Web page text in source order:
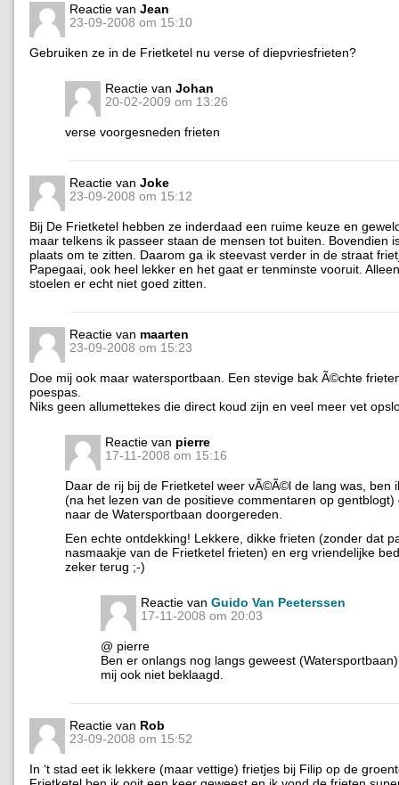
Reactie van Jean
23-09-2008 om 15:10
Gebruiken ze in de Frietketel nu verse of diepvriesfrieten?
Reactie van Johan
20-02-2009 om 13:26
verse voorgesneden frieten
Reactie van Joke
23-09-2008 om 15:12
Bij De Frietketel hebben ze inderdaad een ruime keuze en
maar telkens ik passeer staan de mensen tot buiten. Bovendien
plaats om te zitten. Daarom ga ik steevast verder in de straat
Papegaai, ook heel lekker en het gaat er tenminste vooruit.
stoelen er echt niet goed zitten.
Reactie van maarten
23-09-2008 om 15:23
Doe mij ook maar watersportbaan. Een stevige bak Ã©chte
poespas.
Niks geen allumettekes die direct koud zijn en veel meer vet
Reactie van pierre
17-11-2008 om 15:16
Daar de rij bij de Frietketel weer vÃ©Ã©l de lang was, ben
(na het lezen van de positieve commentaren op gentblogt)
naar de Watersportbaan doorgereden.
Een echte ontdekking! Lekkere, dikke frieten (zonder dat
nasmaakje van de Frietketel frieten) en erg vriendelijke
zeker terug ;-)
Reactie van Guido Van Peeterssen
17-11-2008 om 20:03
@ pierre
Ben er onlangs nog langs geweest
mij ook niet beklaagd.
Reactie van Rob
23-09-2008 om 15:52
In ‘t stad eet ik lekkere (maar vettige) frietjes bij Filip op de